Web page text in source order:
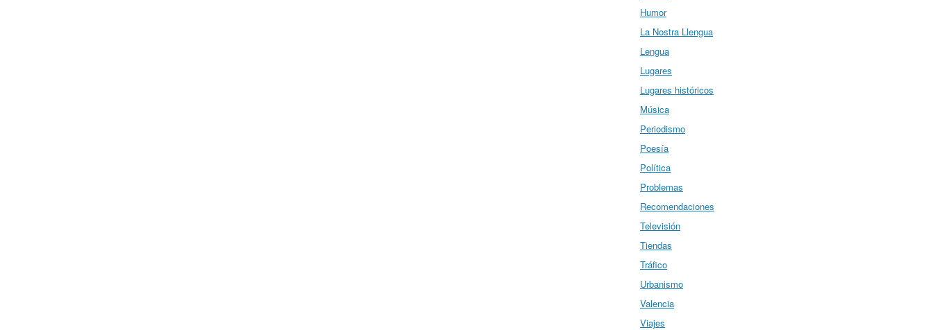
Humor
La Nostra Llengua
Lengua
Lugares
Lugares históricos
Música
Periodismo
Poesía
Política
Problemas
Recomendaciones
Televisión
Tiendas
Tráfico
Urbanismo
Valencia
Viajes